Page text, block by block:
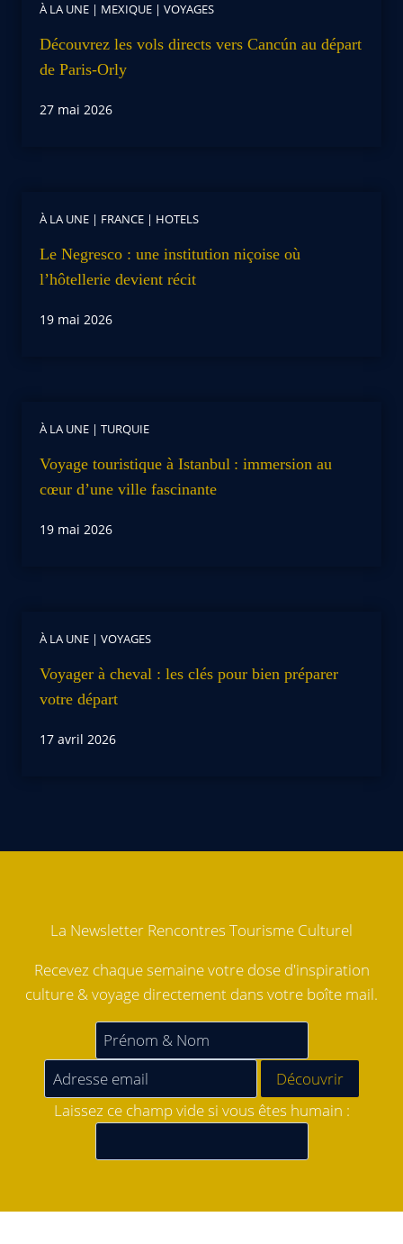
À LA UNE | MEXIQUE | VOYAGES
Découvrez les vols directs vers Cancún au départ
de Paris-Orly
27 mai 2026
À LA UNE | FRANCE | HOTELS
Le Negresco : une institution niçoise où
l’hôtellerie devient récit
19 mai 2026
À LA UNE | TURQUIE
Voyage touristique à Istanbul : immersion au
cœur d’une ville fascinante
19 mai 2026
À LA UNE | VOYAGES
Voyager à cheval : les clés pour bien préparer
votre départ
17 avril 2026
La Newsletter Rencontres Tourisme Culturel
Recevez chaque semaine votre dose d'inspiration
culture & voyage directement dans votre boîte mail.
Laissez ce champ vide si vous êtes humain :